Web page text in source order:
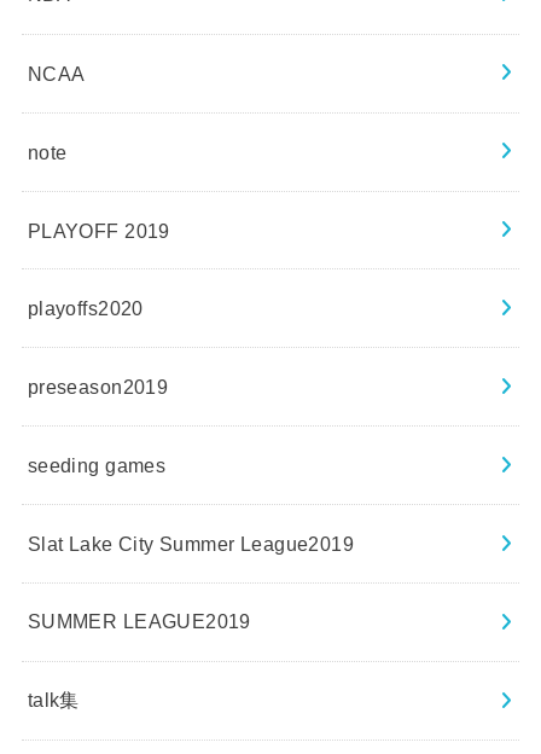
NCAA
note
PLAYOFF 2019
playoffs2020
preseason2019
seeding games
Slat Lake City Summer League2019
SUMMER LEAGUE2019
talk集